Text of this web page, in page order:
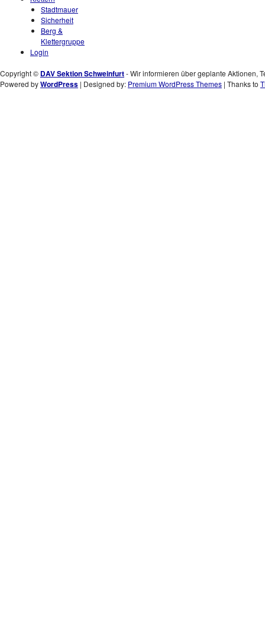
Stadtmauer
Sicherheit
Berg &
Klettergruppe
Login
Copyright © DAV Sektion Schweinfurt- Wir informieren über geplante Aktionen,
Powered byWordPress | Designed by: Premium WordPress Themes | Thanks to